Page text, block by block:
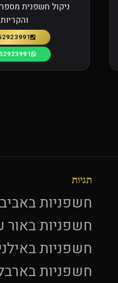
ניקול חשפנית
והקריות
תגיות
חשפניות
חשפניות באור
חשפניות
חשפניות